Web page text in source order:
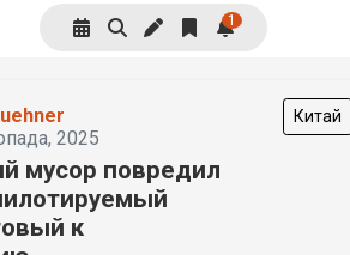
1
2025
Китай
мусор повредил
к